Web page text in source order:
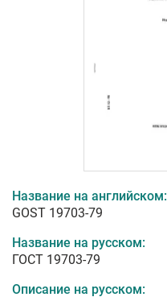
Название на английском:
GOST 19703-79
Название на русском:
ГОСТ 19703-79
Описание на русском: